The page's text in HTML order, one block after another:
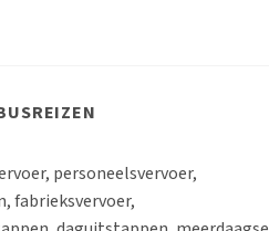
personeelsvervoer,
fabrieksvervoer,